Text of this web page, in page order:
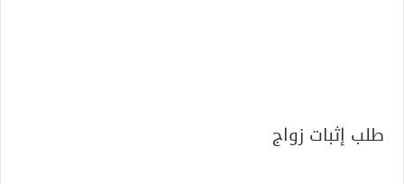
طلب إثبات زواج